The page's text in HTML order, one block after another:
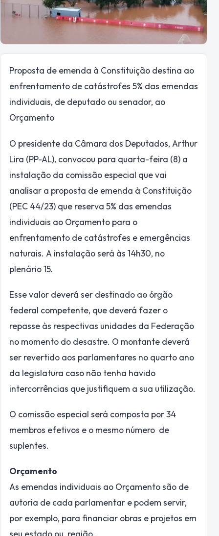
Proposta de emenda à Constituição destina ao
enfrentamento de catástrofes 5% das emendas
individuais, de deputado ou senador, ao
Orçamento
O presidente da Câmara dos Deputados, Arthur
Lira (PP-AL), convocou para quarta-feira (8) a
instalação da comissão especial que vai
analisar a proposta de emenda à Constituição
(PEC 44/23) que reserva 5% das emendas
individuais ao Orçamento para o
enfrentamento de catástrofes e emergências
naturais. A instalação será às 14h30, no
plenário 15.
Esse valor deverá ser destinado ao órgão
federal competente, que deverá fazer o
repasse às respectivas unidades da Federação
no momento do desastre. O montante deverá
ser revertido aos parlamentares no quarto ano
da legislatura caso não tenha havido
intercorrências que justifiquem a sua utilização.
O comissão especial será composta por 34
membros efetivos e o mesmo número de
suplentes.
Orçamento
As emendas individuais ao Orçamento são de
autoria de cada parlamentar e podem servir,
por exemplo, para financiar obras e projetos em